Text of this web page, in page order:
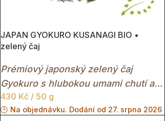
JAPAN GYOKURO KUSANAGI BIO •
zelený čaj
Prémiový japonský zelený čaj
Gyokuro s hlubokou umami chutí a
sametově jemným nálevem.
430 Kč / 50 g
🕒 Na objednávku. Dodání od 27. srpna 2026